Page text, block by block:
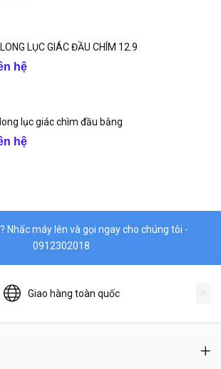
LỤC GIÁC ĐẦU CHÍM 12.9
hệ
lục giác chìm đầu bằng
hệ
Nhấc máy lên và gọi ngay cho chúng tôi -
0912302018
Giao hàng toàn quốc